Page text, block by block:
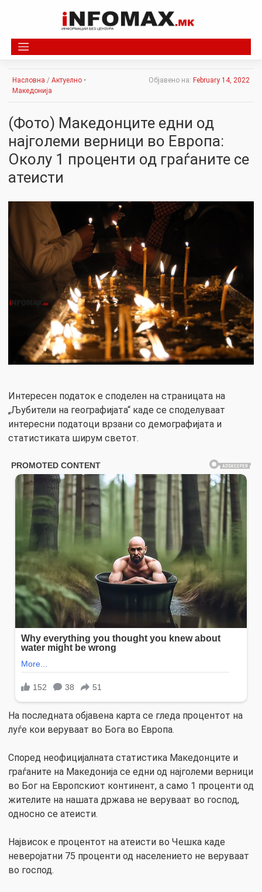
Насловна / Актуелно •
Македонија
Објавено на: February 14, 2022
(Фото) Maкедонците едни од
најголеми верници во Европа:
Околу 1 проценти од граѓаните се
атеисти
Интересен податок е споделен на страницата на
„Љубители на географијата“ каде се споделуваат
интересни податоци врзани со демографијата и
статистиката ширум светот.
На последната објавена карта се гледа процентот на
луѓе кои веруваат во Бога во Европа.
Според неофицијалната статистика Македонците и
граѓаните на Македонија се едни од најголеми верници
во Бог на Европскиот континент, а само 1 проценти од
жителите на нашата држава не веруваат во господ,
односно се атеисти.
Највисок е процентот на атеисти во Чешка каде
неверојатни 75 проценти од населението не веруваат
во господ.